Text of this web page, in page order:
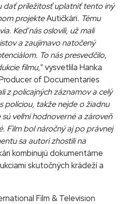
dať príležitosť uplatniť tento iný
projekteAutičkári. Tému
Keď nás oslovili, už mali
a zaujímavo natočený
To nás presvedčilo,
filmu,“ vysvetlila Hanka
of Documentaries
z policajných záznamov a celý
políciou, takže nejde o žiadnu
veľmi hodnoverné a zároveň
Film bol náročný aj po právnej
sa autori zhostili na
kombinujú dokumentárne
skutočných krádeží a
Film & Television